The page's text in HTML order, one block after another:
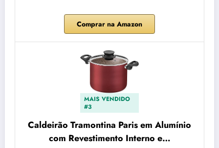
Comprar na Amazon
MAIS VENDIDO
#3
Caldeirão Tramontina Paris em Alumínio
com Revestimento Interno e…